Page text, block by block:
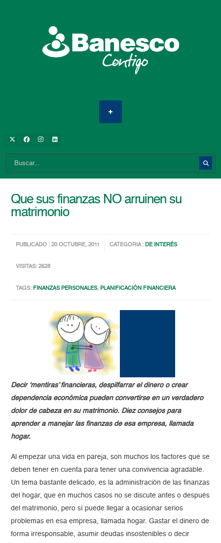
Que sus finanzas NO arruinen su
matrimonio
PUBLICADO : 20 OCTUBRE, 2011 CATEGORIA :DE INTERÉS
VISITAS: 2628
TAGS: FINANZAS PERSONALES, PLANIFICACIÓN FINANCIERA
Decir ‘mentiras’ financieras, despilfarrar el dinero o crear
dependencia económica pueden convertirse en un verdadero
dolor de cabeza en su matrimonio. Diez consejos para
aprender a manejar las finanzas de esa empresa, llamada
hogar.
Al empezar una vida en pareja, son muchos los factores que se
deben tener en cuenta para tener una convivencia agradable.
Un tema bastante delicado, es la administración de las finanzas
del hogar, que en muchos casos no se discute antes o después
del matrimonio, pero sí puede llegar a ocasionar serios
problemas en esa empresa, llamada hogar. Gastar el dinero de
forma irresponsable, asumir deudas insostenibles o decir